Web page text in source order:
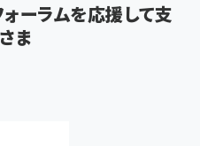
ーラムを応援して支
ま